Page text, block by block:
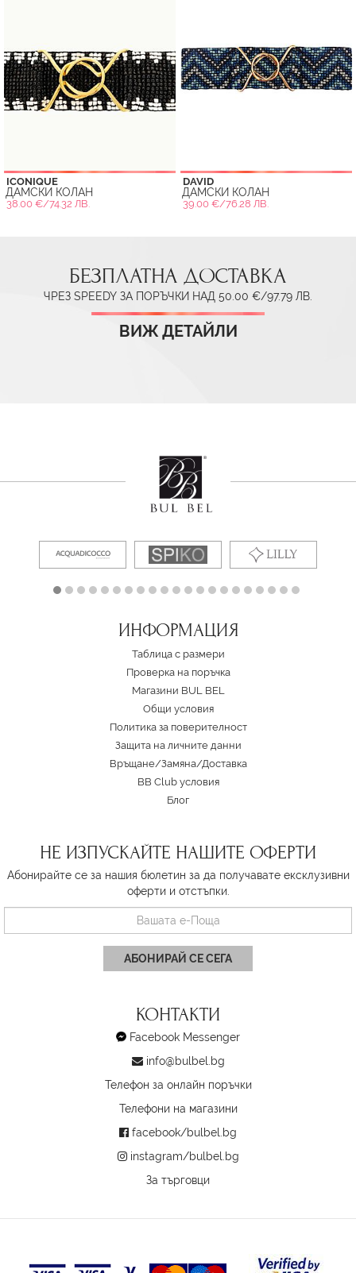
ICONIQUE
ДАМСКИ КОЛАН
38.00 €/74.32 ЛВ.
DAVID
ДАМСКИ КОЛАН
39.00 €/76.28 ЛВ.
БЕЗПЛАТНА ДОСТАВКА
ЧРЕЗ SPEEDY ЗА ПОРЪЧКИ НАД 50.00 €/97.79 ЛВ.
ВИЖ ДЕТАЙЛИ
ИНФОРМАЦИЯ
Таблица с размери
Проверка на поръчка
Магазини BUL BEL
Oбщи условия
Политика за поверителност
Защита на личните данни
Връщане/Замяна/Доставка
BB Club условия
Блог
НЕ ИЗПУСКАЙТЕ НАШИТЕ ОФЕРТИ
Абонирайте се за нашия бюлетин за да получавате ексклузивни
оферти и отстъпки.
АБОНИРАЙ СЕ СЕГА
КОНТАКТИ
Facebook Messenger
info@bulbel.bg
Телефон за онлайн поръчки
Телефони на магазини
facebook/bulbel.bg
instagram/bulbel.bg
За търговци